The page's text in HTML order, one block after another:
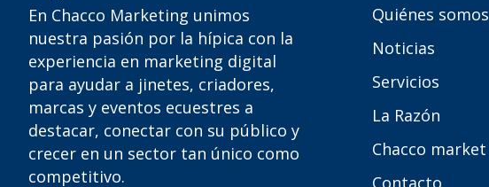
En Chacco Marketing unimos
nuestra pasión por la hípica con la
experiencia en marketing digital
para ayudar a jinetes, criadores,
marcas y eventos ecuestres a
destacar, conectar con su público y
crecer en un sector tan único como
competitivo.
Quiénes somos
Noticias
Servicios
La Razón
Chacco market
Contacto